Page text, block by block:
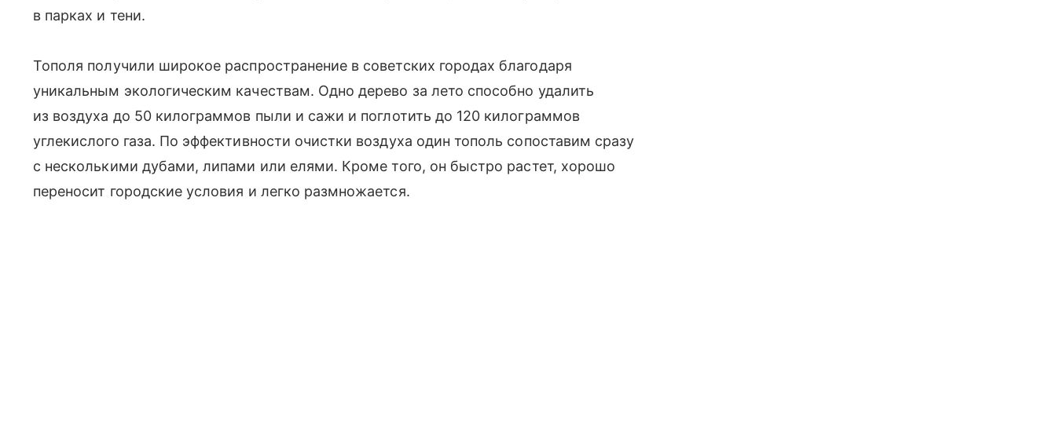
в парках и тени.
Тополя получили широкое распространение в советских городах благодаря
уникальным экологическим качествам. Одно дерево за лето способно удалить
из воздуха до 50 килограммов пыли и сажи и поглотить до 120 килограммов
углекислого газа. По эффективности очистки воздуха один тополь сопоставим сразу
с несколькими дубами, липами или елями. Кроме того, он быстро растет, хорошо
переносит городские условия и легко размножается.